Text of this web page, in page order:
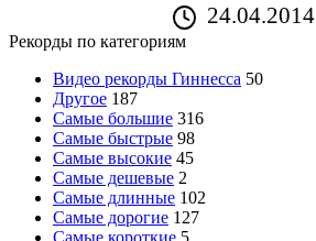
24.04.2014
Рекорды по категориям
Видео рекорды Гиннесса 50
Другое 187
Самые большие 316
Самые быстрые 98
Самые высокие 45
Самые дешевые 2
Самые длинные 102
Самые дорогие 127
Самые короткие 5